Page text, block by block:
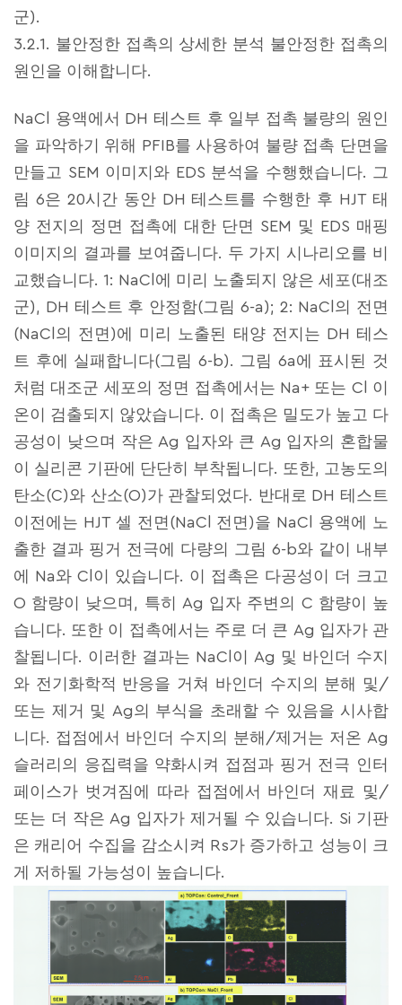
군).
3.2.1. 불안정한 접촉의 상세한 분석 불안정한 접촉의
원인을 이해합니다.
NaCl 용액에서 DH 테스트 후 일부 접촉 불량의 원인
을 파악하기 위해 PFIB를 사용하여 불량 접촉 단면을
만들고 SEM 이미지와 EDS 분석을 수행했습니다. 그
림 6은 20시간 동안 DH 테스트를 수행한 후 HJT 태
양 전지의 정면 접촉에 대한 단면 SEM 및 EDS 매핑
이미지의 결과를 보여줍니다. 두 가지 시나리오를 비
교했습니다. 1: NaCl에 미리 노출되지 않은 세포(대조
군), DH 테스트 후 안정함(그림 6-a); 2: NaCl의 전면
(NaCl의 전면)에 미리 노출된 태양 전지는 DH 테스
트 후에 실패합니다(그림 6-b). 그림 6a에 표시된 것
처럼 대조군 세포의 정면 접촉에서는 Na+ 또는 Cl 이
온이 검출되지 않았습니다. 이 접촉은 밀도가 높고 다
공성이 낮으며 작은 Ag 입자와 큰 Ag 입자의 혼합물
이 실리콘 기판에 단단히 부착됩니다. 또한, 고농도의
탄소(C)와 산소(O)가 관찰되었다. 반대로 DH 테스트
이전에는 HJT 셀 전면(NaCl 전면)을 NaCl 용액에 노
출한 결과 핑거 전극에 다량의 그림 6-b와 같이 내부
에 Na와 Cl이 있습니다. 이 접촉은 다공성이 더 크고
O 함량이 낮으며, 특히 Ag 입자 주변의 C 함량이 높
습니다. 또한 이 접촉에서는 주로 더 큰 Ag 입자가 관
찰됩니다. 이러한 결과는 NaCl이 Ag 및 바인더 수지
와 전기화학적 반응을 거쳐 바인더 수지의 분해 및/
또는 제거 및 Ag의 부식을 초래할 수 있음을 시사합
니다. 접점에서 바인더 수지의 분해/제거는 저온 Ag
슬러리의 응집력을 약화시켜 접점과 핑거 전극 인터
페이스가 벗겨짐에 따라 접점에서 바인더 재료 및/
또는 더 작은 Ag 입자가 제거될 수 있습니다. Si 기판
은 캐리어 수집을 감소시켜 Rs가 증가하고 성능이 크
게 저하될 가능성이 높습니다.